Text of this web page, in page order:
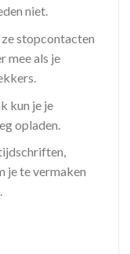
niet.
stopcontacten
mee als je
kun je je
opladen.
je te vermaken